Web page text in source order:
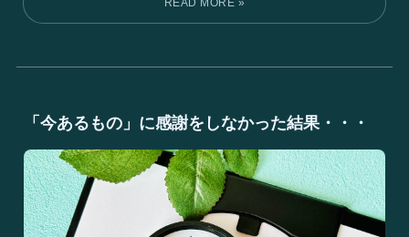
「今あるもの」に感謝をしなかった結果・・・